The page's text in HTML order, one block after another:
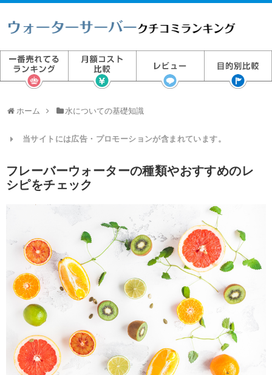
ホーム 水についての基礎知識
当サイトには広告・プロモーションが含まれています。
フレーバーウォーターの種類やおすすめのレ
シピをチェック